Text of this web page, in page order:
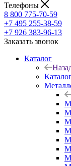
Телефоны
8 800 775-70-59
+7 495 255-38-59
+7 926 383-96-13
Заказать звонок
Каталог